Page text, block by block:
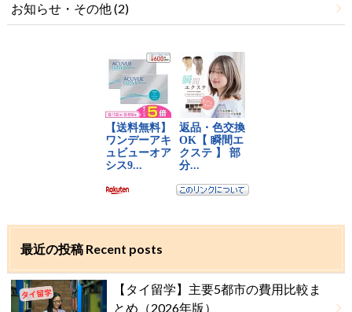
お知らせ・その他(2)
最近の投稿 Recent posts
【タイ留学】主要5都市の費用比較ま
とめ（2026年版）